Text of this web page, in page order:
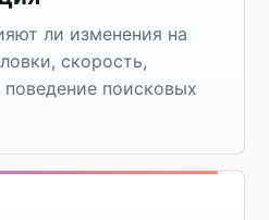
ли изменения на
скорость,
поисковых